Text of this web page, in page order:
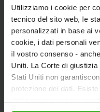
Utilizziamo i cookie per
tecnico del sito web, le
personalizzati in base ai
cookie, i dati personali
il vostro consenso -
Uniti. La Corte di
Stati Uniti non
protezione dei dati.
info@